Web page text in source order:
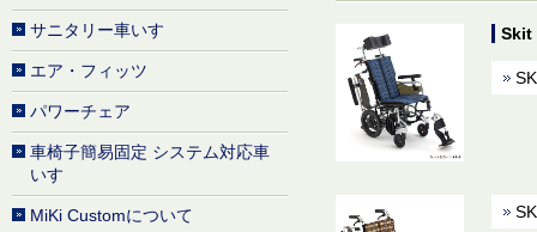
Skit
サニタリー車いす
エア・フィッツ
パワーチェア
車椅子簡易固定 システム対応車
いす
MiKi Customについて